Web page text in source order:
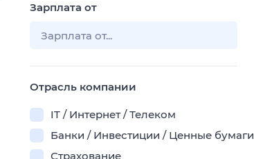
Зарплата от
Отрасль компании
IT / Интернет / Телеком
Банки / Инвестиции / Ценные бумаги
Страхование